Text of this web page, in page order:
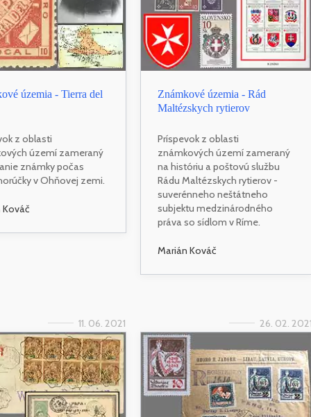
územia - Tierra del
z oblasti
území zameraný
známky počas
v Ohňovej zemi.
Kováč
Známkové územia - Rád
Maltézskych rytierov
Príspevok z oblasti
známkových území zameraný
na históriu a poštovú službu
Rádu Maltézskych rytierov -
suverénneho neštátneho
subjektu medzinárodného
práva so sídlom v Ríme.
Marián Kováč
11. 06. 2021 26. 02.